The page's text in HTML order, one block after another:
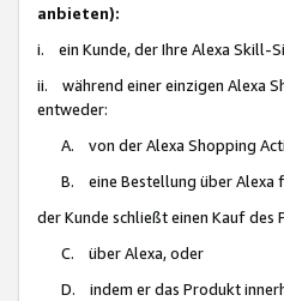
anbieten):
i. ein Kunde, der Ihre Alexa Skill-
ii. während einer einzigen Alexa
entweder:
A. von der Alexa Shopping
B. eine Bestellung über Alexa
der Kunde schließt einen Kauf
C. über Alexa, oder
D. indem er das Produkt